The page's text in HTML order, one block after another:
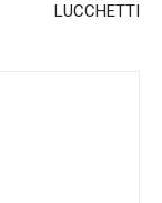
LUCCHETTI